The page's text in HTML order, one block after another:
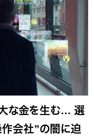
な金を生む… 選
会社”の闇に迫